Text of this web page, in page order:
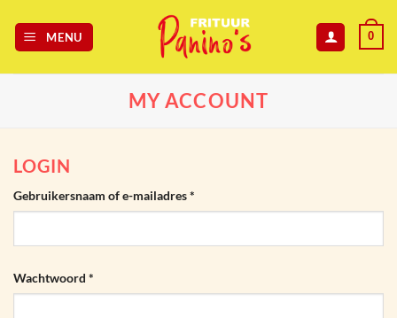
content
MENU 0
MY ACCOUNT
LOGIN
Gebruikersnaam of e-mailadres*
Wachtwoord *